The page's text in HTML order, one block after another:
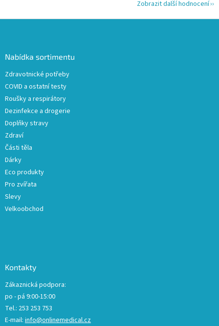
Zobrazit další hodnocení
Nabídka sortimentu
Zdravotnické potřeby
COVID a ostatní testy
Roušky a respirátory
Dezinfekce a drogerie
Doplňky stravy
Zdraví
Části těla
Dárky
Eco produkty
Pro zvířata
Slevy
Velkoobchod
Kontakty
Zákaznická podpora:
po - pá 9:00-15:00
Tel.: 253 253 753
E-mail: info@onlinemedical.cz